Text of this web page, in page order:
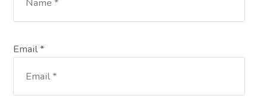
Email *